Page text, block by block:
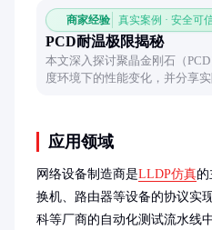
商家经验 真实案例 · 安全可
PCD耐温极限揭秘
本文深入探讨聚晶金刚石（
度环境下的性能变化，并分享
应用领域
网络设备制造商是LLDP仿真
换机、路由器等设备的协议实
科等厂商的自动化测试流水线中